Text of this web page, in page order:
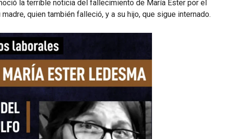
la terrible noticia del fallecimiento de María Ester por el
quien también falleció, y a su hijo, que sigue internado.